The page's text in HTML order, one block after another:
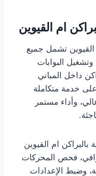
ام القيوين
القيوين تشمل جميع
وتشغيل البوابات
داخل المباني
خدمة متكاملة
وأداء مستمر
ام القيوين
فحص المحركات
وضبط الإعدادات